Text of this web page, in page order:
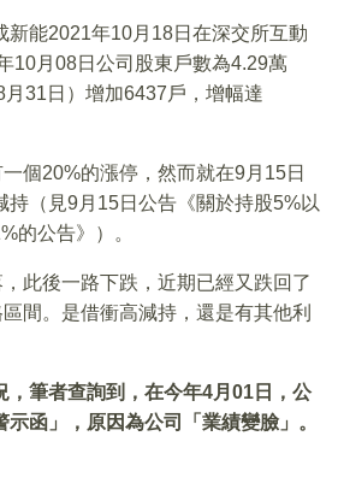
新能2021年10月18日在深交所互動
10月08日公司股東戶數為4.29萬
31日）增加6437戶，增幅達
個20%的漲停，然而就在9月15日
持（見9月15日公告《關於持股5%以
的公告》）。
此後一路下跌，近期已經又跌回了
間。是借衝高減持，還是有其他利
，筆者查詢到，在今年4月01日，公
函」，原因為公司「業績變臉」。